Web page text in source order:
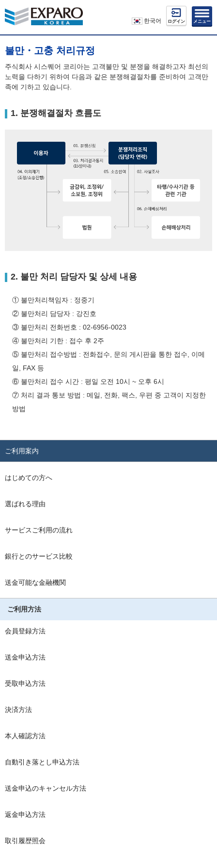
한국어 ログイン メニュー
불만・고충 처리규정
주식회사 시스퀘어 코리아는 고객불만 및 분쟁을 해결하고자 최선의
노력을 다하기 위하여 다음과 같은 분쟁해결절차를 준비하여 고객만
족에 기하고 있습니다.
1. 분쟁해결절차 흐름도
2. 불만 처리 담당자 및 상세 내용
① 불만처리책임자 : 정중기
② 불만처리 담당자 : 강진호
③ 불만처리 전화번호 : 02-6956-0023
④ 불만처리 기한 : 접수 후 2주
⑤ 불만처리 접수방법 : 전화접수, 문의 게시판을 통한 접수, 이메
일, FAX 등
⑥ 불만처리 접수 시간 : 평일 오전 10시 ~ 오후 6시
⑦ 처리 결과 통보 방법 : 메일, 전화, 팩스, 우편 중 고객이 지정한
방법
ご利用案内
はじめての方へ
選ばれる理由
サービスご利用の流れ
銀行とのサービス比較
送金可能な金融機関
ご利用方法
会員登録方法
送金申込方法
受取申込方法
決済方法
本人確認方法
自動引き落とし申込方法
送金申込のキャンセル方法
返金申込方法
取引履歴照会